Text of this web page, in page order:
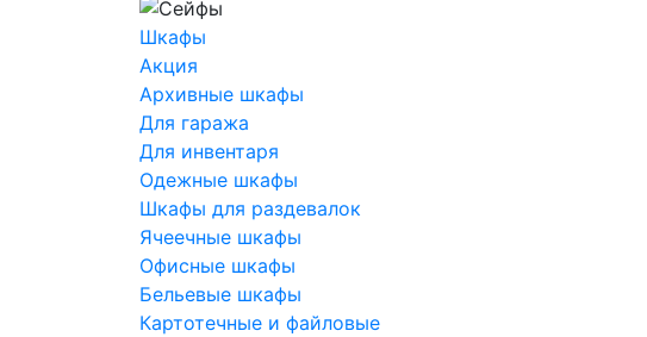
Шкафы
Акция
Архивные шкафы
Для гаража
Для инвентаря
Одежные шкафы
Шкафы для раздевалок
Ячеечные шкафы
Офисные шкафы
Бельевые шкафы
Картотечные и файловые